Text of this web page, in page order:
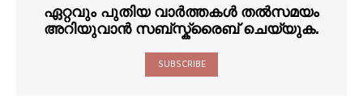
ഏറ്റവും പുതിയ വാർത്തകൾ തൽസമയം
അറിയുവാൻ സബ്സ്ക്രൈബ് ചെയ്യുക.
SUBSCRIBE